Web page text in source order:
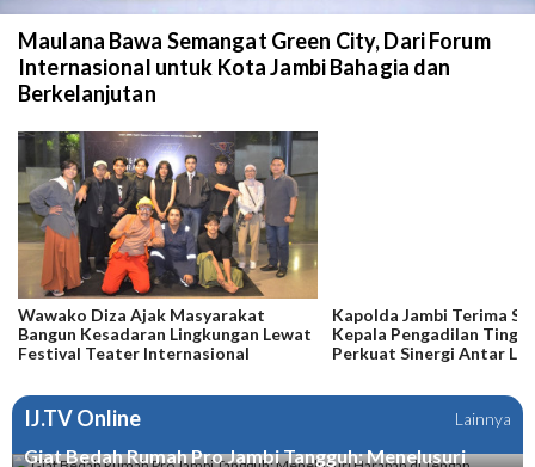
Maulana Bawa Semangat Green City, Dari Forum
Internasional untuk Kota Jambi Bahagia dan
Berkelanjutan
Wawako Diza Ajak Masyarakat
Bangun Kesadaran Lingkungan Lewat
Festival Teater Internasional
Kapolda Jambi Terima
Kepala Pengadilan Tinggi
Perkuat Sinergi Antar
IJ.TV Online Lainnya
Giat Bedah Rumah Pro Jambi Tangguh: Menelusuri